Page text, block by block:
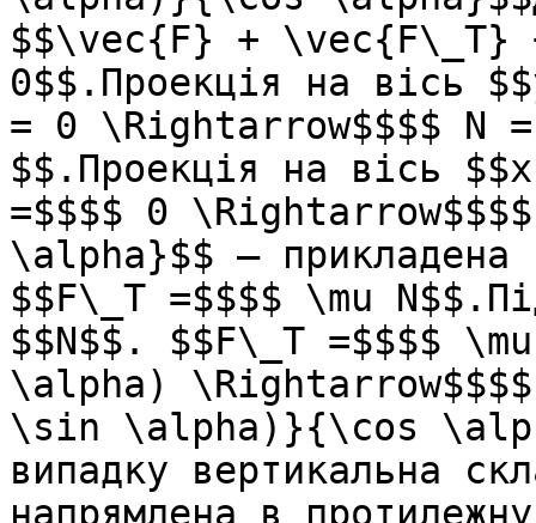
$$\vec{F} + \vec{F\_T}
0$$.Проекцiя на вiсь
= 0 \Rightarrow$$$$ N
$$.Проекцiя на вiсь
=$$$$ 0
\alpha}$$ – прикладена
$$F\_T =$$$$ \mu
$$N$$. $$F\_T =$$$$
\alpha)
\sin \alpha)}{\cos
випадку вертикальна
напрямлена в